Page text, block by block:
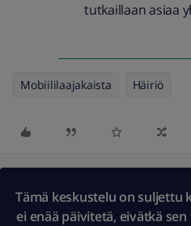
tutkaillaan asiaa
Mobiililaajakaista Häiriö
Tämä keskustelu on suljettu
ei enää päivitetä, eivätkä